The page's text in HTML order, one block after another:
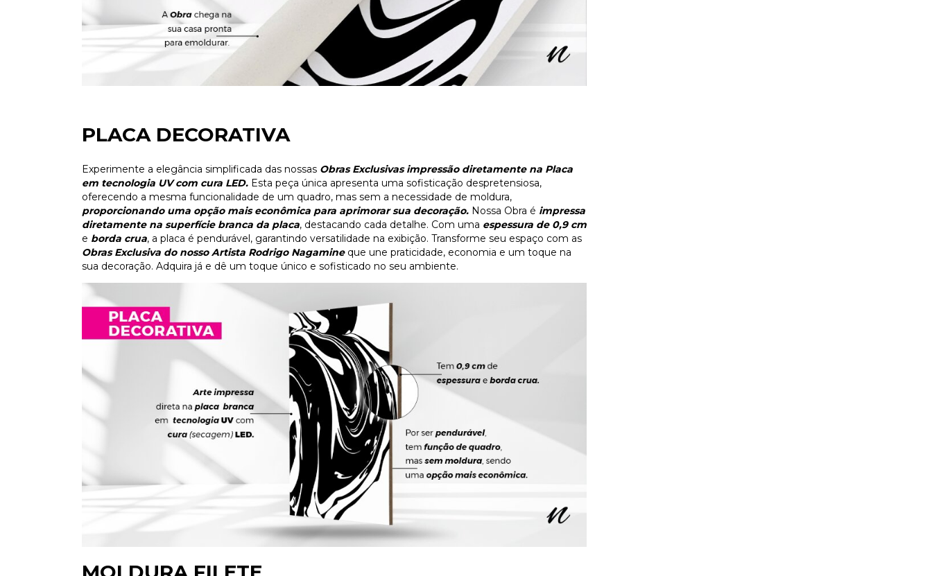
PLACA DECORATIVA
Experimente a elegância simplificada das nossas Obras Exclusivas impressão diretamente na Placa
em tecnologia UV com cura LED. Esta peça única apresenta uma sofisticação despretensiosa,
oferecendo a mesma funcionalidade de um quadro, mas sem a necessidade de moldura,
proporcionando uma opção mais econômica para aprimorar sua decoração. Nossa Obra é impressa
diretamente na superfície branca da placa, destacando cada detalhe. Com uma espessura de 0,9 cm
e borda crua, a placa é pendurável, garantindo versatilidade na exibição. Transforme seu espaço com as
Obras Exclusiva do nosso Artista Rodrigo Nagamine que une praticidade, economia e um toque na
sua decoração. Adquira já e dê um toque único e sofisticado no seu ambiente.